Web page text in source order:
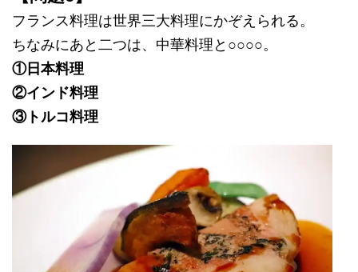
フランス料理は世界三大料理にかぞえられる。
ちなみにあと二つは、中華料理と○○○○。
①日本料理
②インド料理
③トルコ料理